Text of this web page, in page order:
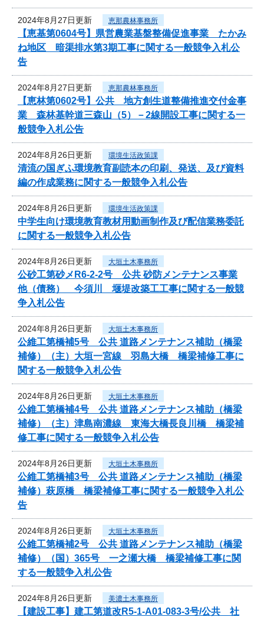
2024年8月27日更新 恵那農林事務所
【恵基第0604号】県営農業基盤整備促進事業 たかみ
ね地区 暗渠排水第3期工事に関する一般競争入札公
告
2024年8月27日更新 恵那農林事務所
【恵林第0602号】公共 地方創生道整備推進交付金事
業 森林基幹道三森山（5）－2線開設工事に関する一
般競争入札公告
2024年8月26日更新 環境生活政策課
清流の国ぎふ環境教育副読本の印刷、発送、及び資料
編の作成業務に関する一般競争入札公告
2024年8月26日更新 環境生活政策課
中学生向け環境教育教材用動画制作及び配信業務委託
に関する一般競争入札公告
2024年8月26日更新 大垣土木事務所
公砂工第砂メR6-2-2号 公共 砂防メンテナンス事業
他（債務） 今須川 堰堤改築工工事に関する一般競
争入札公告
2024年8月26日更新 大垣土木事務所
公維工第橋補5号 公共 道路メンテナンス補助（橋梁
補修）（主）大垣一宮線 羽島大橋 橋梁補修工事に
関する一般競争入札公告
2024年8月26日更新 大垣土木事務所
公維工第橋補4号 公共 道路メンテナンス補助（橋梁
補修）（主）津島南濃線 東海大橋長良川橋 橋梁補
修工事に関する一般競争入札公告
2024年8月26日更新 大垣土木事務所
公維工第橋補3号 公共 道路メンテナンス補助（橋梁
補修）萩原橋 橋梁補修工事に関する一般競争入札公
告
2024年8月26日更新 大垣土木事務所
公維工第橋補2号 公共 道路メンテナンス補助（橋梁
補修）（国）365号 一之瀬大橋 橋梁補修工事に関
する一般競争入札公告
2024年8月26日更新 美濃土木事務所
【建設工事】建工第道改R5-1-A01-083-3号/公共 社